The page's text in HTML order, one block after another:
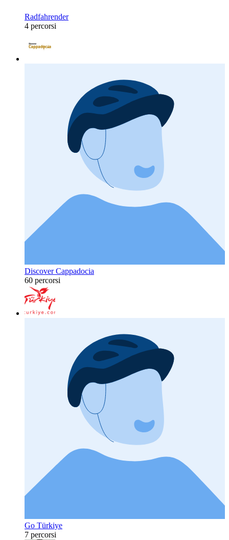
Radfahrender
4 percorsi
Discover Cappadocia
60 percorsi
Go Türkiye
7 percorsi